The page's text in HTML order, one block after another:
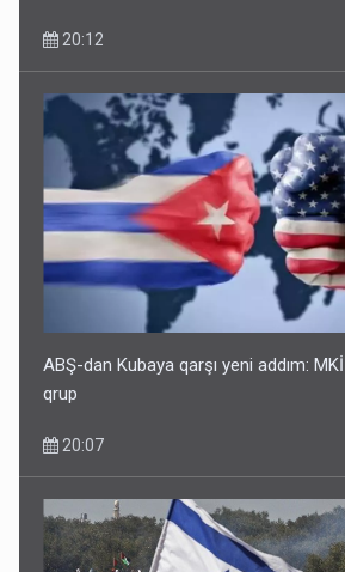
20:12
ABŞ-dan Kubaya qarşı yeni addım:
qrup
20:07